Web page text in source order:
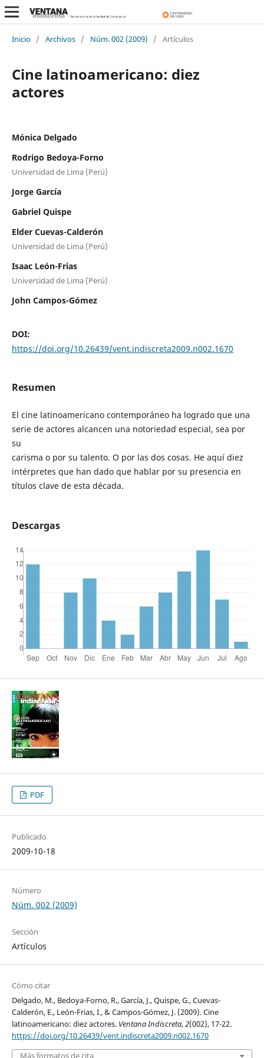
Inicio / Archivos / Núm. 002 (2009) / Artículos
Cine latinoamericano: diez
actores
Mónica Delgado
Rodrigo Bedoya-Forno
Universidad de Lima (Perú)
Jorge García
Gabriel Quispe
Elder Cuevas-Calderón
Universidad de Lima (Perú)
Isaac León-Frias
Universidad de Lima (Perú)
John Campos-Gómez
DOI:
https://doi.org/10.26439/vent.indiscreta2009.n002.1670
Resumen
El cine latinoamericano contemporáneo ha logrado que una
serie de actores alcancen una notoriedad especial, sea por
su
carisma o por su talento. O por las dos cosas. He aquí diez
intérpretes que han dado que hablar por su presencia en
títulos clave de esta década.
Descargas
PDF
Publicado
2009-10-18
Número
Núm. 002 (2009)
Sección
Artículos
Cómo citar
Delgado, M., Bedoya-Forno, R., García, J., Quispe, G., Cuevas-
Calderón, E., León-Frias, I., & Campos-Gómez, J. (2009). Cine
latinoamericano: diez actores. Ventana Indiscreta,2(002), 17-22.
https://doi.org/10.26439/vent.indiscreta2009.n002.1670
Más formatos de cita